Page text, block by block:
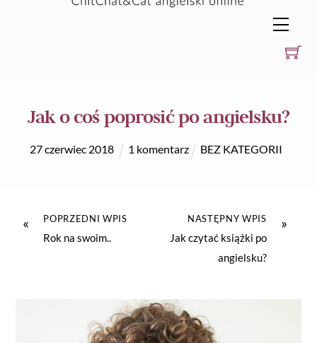
Jak o coś poprosić po angielsku?
27czerwiec 2018 1 komentarz BEZ KATEGORII
« POPRZEDNI WPIS
Rok na swoim..
»
NASTĘPNY WPIS
Jak czytać książki po
angielsku?